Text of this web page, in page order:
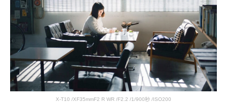
X-T10 /XF35mmF2 R WR /F2.2 /1/900秒 /ISO200